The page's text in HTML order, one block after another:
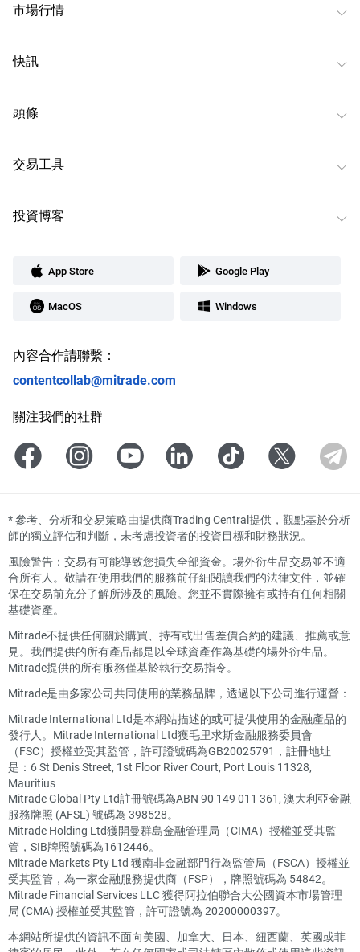
市場行情
快訊
頭條
交易工具
投資博客
App Store Google Play
MacOS Windows
內容合作請聯繫：
contentcollab@mitrade.com
關注我們的社群
*參考、分析和交易策略由提供商Trading Central提供，觀點基於分析
師的獨立評估和判斷，未考慮投資者的投資目標和財務狀況。
風險警告：交易有可能導致您損失全部資金。場外衍生品交易並不適
合所有人。敬請在使用我們的服務前仔細閱讀我們的法律文件，並確
保在交易前充分了解所涉及的風險。您並不實際擁有或持有任何相關
基礎資產。
Mitrade不提供任何關於購買、持有或出售差價合約的建議、推薦或意
見。我們提供的所有產品都是以全球資產作為基礎的場外衍生品。
Mitrade提供的所有服務僅基於執行交易指令。
Mitrade是由多家公司共同使用的業務品牌，透過以下公司進行運營：
Mitrade International Ltd是本網站描述的或可提供使用的金融產品的
發行人。Mitrade International Ltd獲毛里求斯金融服務委員會
（FSC）授權並受其監管，許可證號碼為GB20025791，註冊地址
是：6 St Denis Street, 1st Floor River Court, Port Louis 11328,
Mauritius
Mitrade Global Pty Ltd註冊號碼為ABN 90 149 011 361, 澳大利亞金融
服務牌照 (AFSL) 號碼為 398528。
Mitrade Holding Ltd獲開曼群島金融管理局（CIMA）授權並受其監
管，SIB牌照號碼為1612446。
Mitrade Markets Pty Ltd 獲南非金融部門行為監管局（FSCA）授權並
受其監管，為一家金融服務提供商（FSP），牌照號碼為 54842。
Mitrade Financial Services LLC 獲得阿拉伯聯合大公國資本市場管理
局 (CMA) 授權並受其監管，許可證號為 20200000397。
本網站所提供的資訊不面向美國、加拿大、日本、紐西蘭、英國或菲